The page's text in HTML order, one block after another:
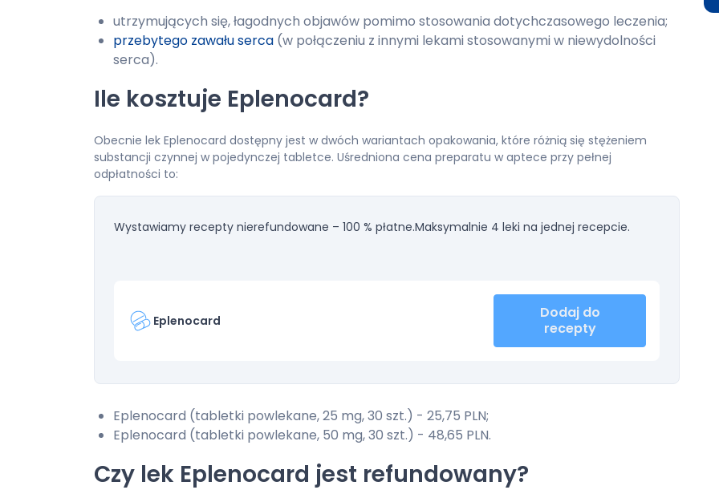
utrzymujących się, łagodnych objawów pomimo stosowania dotychczasowego leczenia;
przebytego zawału serca (w połączeniu z innymi lekami stosowanymi w niewydolności
serca).
Ile kosztuje Eplenocard?
Obecnie lek Eplenocard dostępny jest w dwóch wariantach opakowania, które różnią się stężeniem
substancji czynnej w pojedynczej tabletce. Uśredniona cena preparatu w aptece przy pełnej
odpłatności to:
Wystawiamy recepty nierefundowane – 100 % płatne.Maksymalnie 4 leki na jednej recepcie.
Eplenocard
Dodaj do
recepty
Eplenocard (tabletki powlekane, 25 mg, 30 szt.) - 25,75 PLN;
Eplenocard (tabletki powlekane, 50 mg, 30 szt.) - 48,65 PLN.
Czy lek Eplenocard jest refundowany?